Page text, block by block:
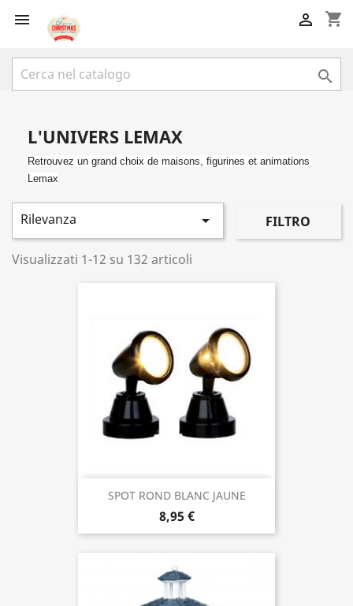
 shopping_cart


L'UNIVERS LEMAX
Retrouvez un grand choix de maisons, figurines et animations
Lemax
Rilevanza  FILTRO
Visualizzati 1-12 su 132 articoli
SPOT ROND BLANC JAUNE
8,95 €